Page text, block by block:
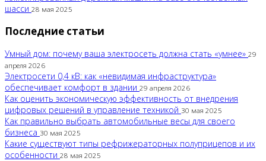
шасси 28 мая 2025
Последние статьи
Умный дом: почему ваша электросеть должна стать «умнее» 29
апреля 2026
Электросети 0,4 кВ: как «невидимая инфраструктура»
обеспечивает комфорт в здании 29 апреля 2026
Как оценить экономическую эффективность от внедрения
цифровых решений в управление техникой 30 мая 2025
Как правильно выбрать автомобильные весы для своего
бизнеса 30 мая 2025
Какие существуют типы рефрижераторных полуприцепов и их
особенности 28 мая 2025